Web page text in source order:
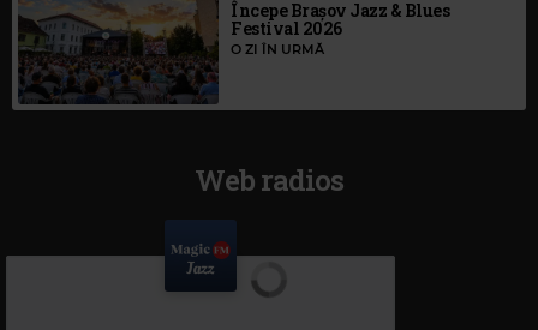
Începe Brașov Jazz & Blues
Festival 2026
O ZI ÎN URMĂ
Web radios